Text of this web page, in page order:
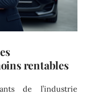
rentables
de l’industrie